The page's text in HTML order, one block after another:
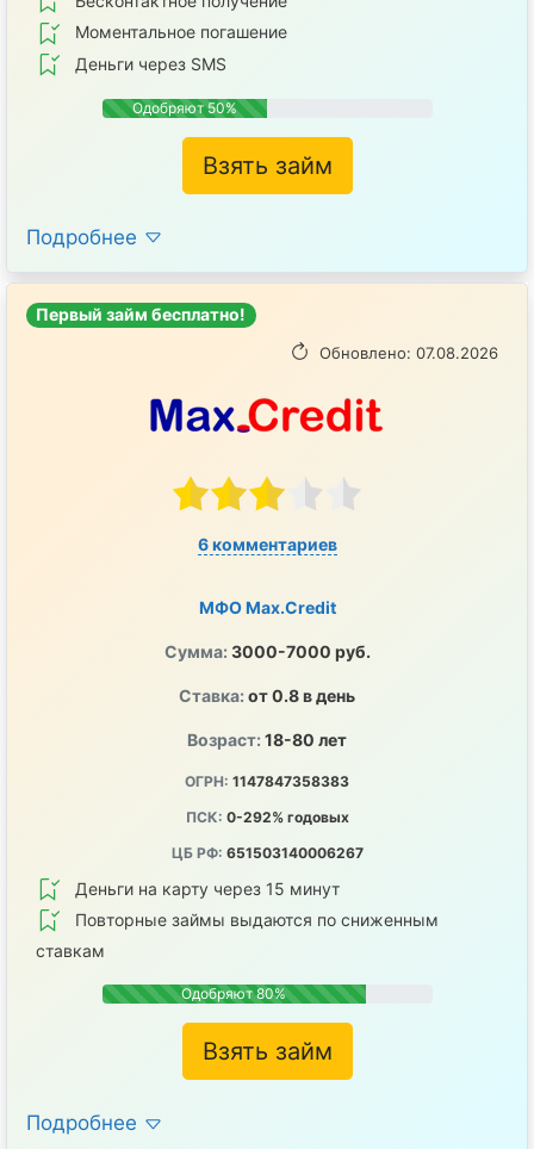
Mоментальное погашение
Деньги через SMS
Одобряют 50%
Взять займ
Подробнее
Первый займ бесплатно!
Обновлено: 07.08.2026
6 комментариев
МФО Max.Credit
Сумма: 3000-7000 руб.
Ставка: от 0.8 в день
Возраст: 18-80 лет
ОГРН: 1147847358383
ПСК: 0-292% годовых
ЦБ РФ: 651503140006267
Деньги на карту через 15 минут
Повторные займы выдаются по сниженным
ставкам
Одобряют 80%
Взять займ
Подробнее